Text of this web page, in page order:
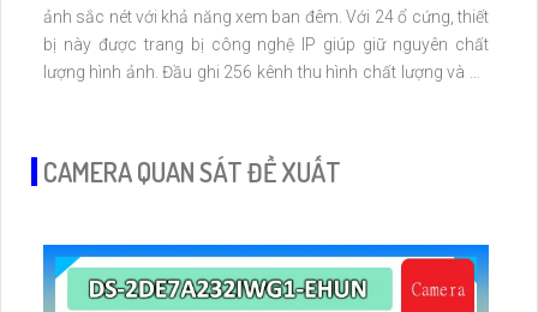
ảnh sắc nét với khả năng xem ban đêm. Với 24 ổ cứng, thiết
bị này được trang bị công nghệ IP giúp giữ nguyên chất
lượng hình ảnh. Đầu ghi 256 kênh thu hình chất lượng và hỗ
CAMERA QUAN SÁT ĐỀ XUẤT